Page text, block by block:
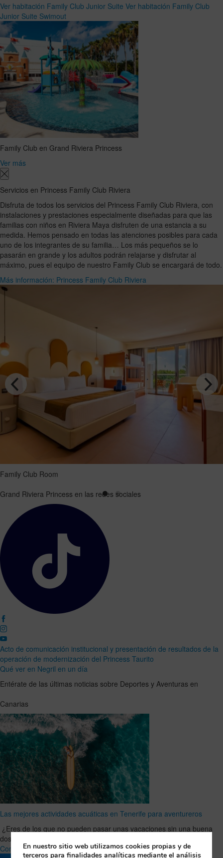
Ver habitación Family Club Junior Suite Ver habitación Family Club
Junior Suite Swimout
Family Club en Grand Riviera Princess
Ver más
Servicios en Princess Family Club Riviera
Disfruta de todos los servicios del Princess Family Club Riviera, con
instalaciones y prestaciones especialmente diseñadas para que las
familias con niños en Riviera Maya disfruten de una estancia a su
medida. Hemos pensado en todas las atenciones posibles para cada
uno de los integrantes de su familia… Los más pequeños se lo
pasarán en grande y los adultos podrán relajarse y disfrutar al
máximo, pues el equipo de nuestro Family Club se encargará de todo.
Más información: Princess Family Club Riviera
Family Club Room
Grand Riviera Princess en las redes sociales
Acto de comunicación institucional y presentación de resultados de la
operación de modernización del Princess Taurito
Qué ver en Negril en un día
Entérate de las últimas noticias sobre Deportes y Aventuras en
Canarias
Las mejores actividades acuáticas en Tenerife para aventureros
¿Eres de los que no pueden pasar unas vacaciones sin una buena
dosis de adrenalina? Entonces Tenerife es tu …
CompletoEn nuestro sitio web utilizamos cookies propias y de
terceros para finalidades analíticas mediante el análisis